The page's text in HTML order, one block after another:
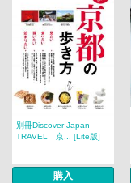
別冊Discover Japan
TRAVEL 京... [Lite版]
購入